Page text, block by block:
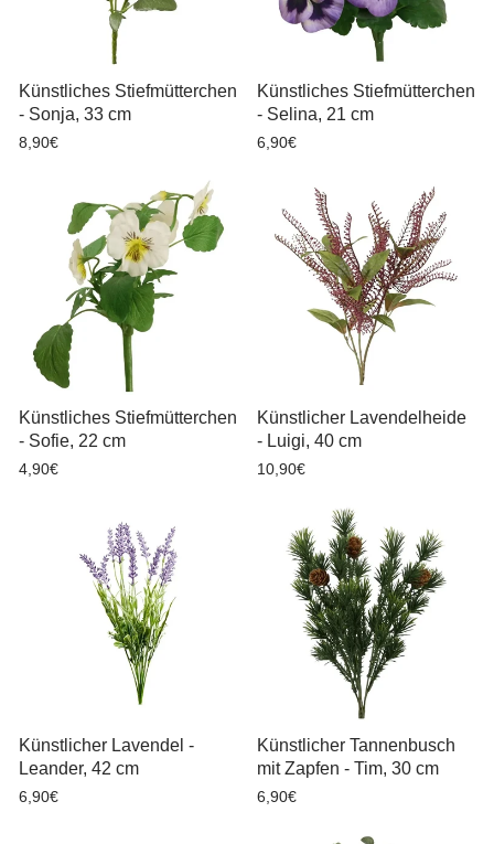
Künstliches Stiefmütterchen
- Sonja, 33 cm
8,90€
Künstliches Stiefmütterchen
- Selina, 21 cm
6,90€
Künstliches Stiefmütterchen
- Sofie, 22 cm
4,90€
Künstlicher Lavendelheide
- Luigi, 40 cm
10,90€
Künstlicher Lavendel -
Leander, 42 cm
6,90€
Künstlicher Tannenbusch
mit Zapfen - Tim, 30 cm
6,90€